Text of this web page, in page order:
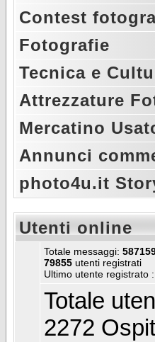
Contest
Fotografie
Tecnica e
Attrezzature
Mercatino
Annunci
photo4u.it
Utenti online
Totale messaggi:
79855 utenti registrati
Ultimo utente registrato :
Totale
2272